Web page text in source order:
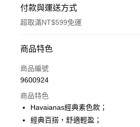
付款與運送方式
超取滿NT$599免運
付款方式
信用卡一次付款
Apple Pay
商品特色
商品編號
9600924
商品特色
Havaianas經典素色款；
經典百搭，舒適輕盈；